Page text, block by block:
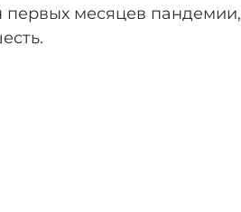
месяцев пандемии,